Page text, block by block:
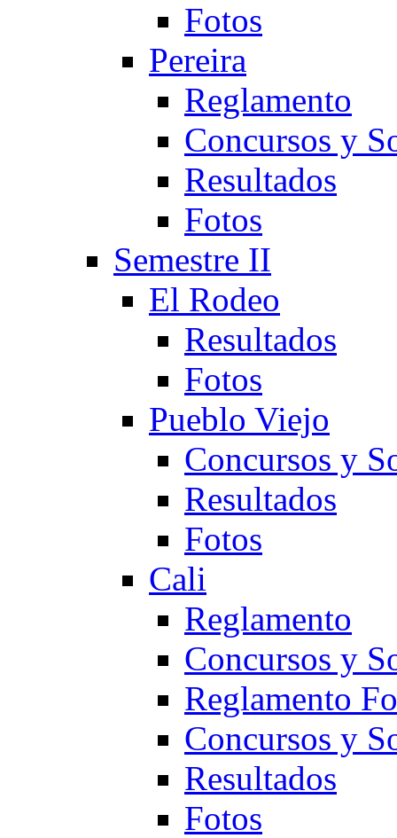
Fotos
Pereira
Reglamento
Concursos y
Resultados
Fotos
Semestre II
El Rodeo
Resultados
Fotos
Pueblo Viejo
Concursos y
Resultados
Fotos
Cali
Reglamento
Concursos y
Reglamento
Concursos y
Resultados
Fotos